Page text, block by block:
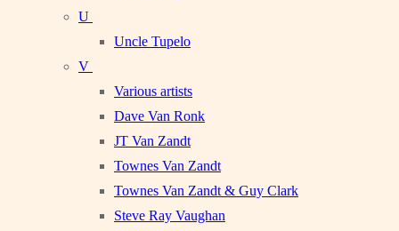
U
Uncle Tupelo
V
Various artists
Dave Van Ronk
JT Van Zandt
Townes Van Zandt
Townes Van Zandt & Guy Clark
Steve Ray Vaughan